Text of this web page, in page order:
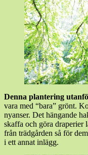
Denna plantering
vara med “bara” grönt.
nyanser. Det hängande
skaffa och göra draperier
från trädgården så för
i ett annat inlägg.